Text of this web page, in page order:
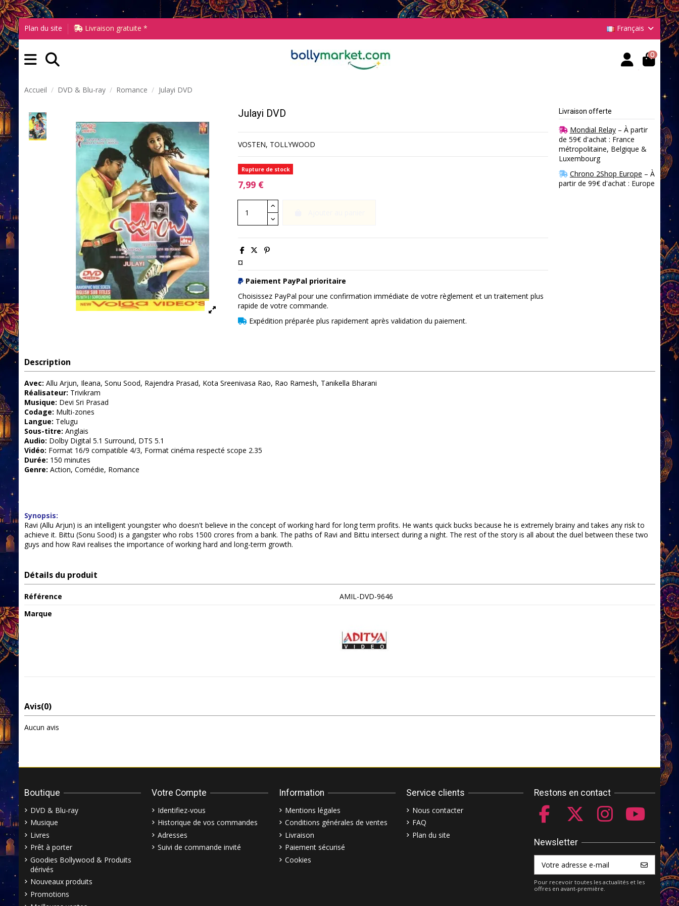
Plan du site Livraison gratuite * Français
0
Accueil DVD & Blu-ray Romance Julayi DVD
Julayi DVD
VOSTEN, TOLLYWOOD
Rupture de stock
7,99 €
¤
Paiement PayPal prioritaire
Choisissez PayPal pour une confirmation immédiate de votre règlement et un traitement plus
rapide de votre commande.
Expédition préparée plus rapidement après validation du paiement.
Livraison offerte
Mondial Relay– À partir
de 59€ d'achat : France
métropolitaine, Belgique &
Luxembourg
Chrono 2Shop Europe – À
partir de 99€ d'achat : Europe
Description
Avec: Allu Arjun, Ileana, Sonu Sood, Rajendra Prasad, Kota Sreenivasa Rao, Rao Ramesh, Tanikella Bharani
Réalisateur: Trivikram
Musique: Devi Sri Prasad
Codage: Multi-zones
Langue: Telugu
Sous-titre: Anglais
Audio: Dolby Digital 5.1 Surround, DTS 5.1
Vidéo: Format 16/9 compatible 4/3, Format cinéma respecté scope 2.35
Durée: 150 minutes
Genre: Action, Comédie, Romance
Synopsis:
Ravi (Allu Arjun) is an intelligent youngster who doesn't believe in the concept of working hard for long term profits. He wants quick bucks because he is extremely brainy and takes any risk to
achieve it. Bittu (Sonu Sood) is a gangster who robs 1500 crores from a bank. The paths of Ravi and Bittu intersect during a night. The rest of the story is all about the duel between these two
guys and how Ravi realises the importance of working hard and long-term growth.
Détails du produit
Référence
AMIL-DVD-9646
Marque
Avis(0)
Aucun avis
Boutique
DVD & Blu-ray
Musique
Livres
Prêt à porter
Goodies Bollywood & Produits
dérivés
Nouveaux produits
Promotions
Votre Compte
Identifiez-vous
Historique de vos commandes
Adresses
Suivi de commande invité
Information
Mentions légales
Conditions générales de ventes
Livraison
Paiement sécurisé
Cookies
Service clients
Nous contacter
FAQ
Plan du site
Restons en contact
Newsletter
Pour recevoir toutes les actualités et les
offres en avant-première.